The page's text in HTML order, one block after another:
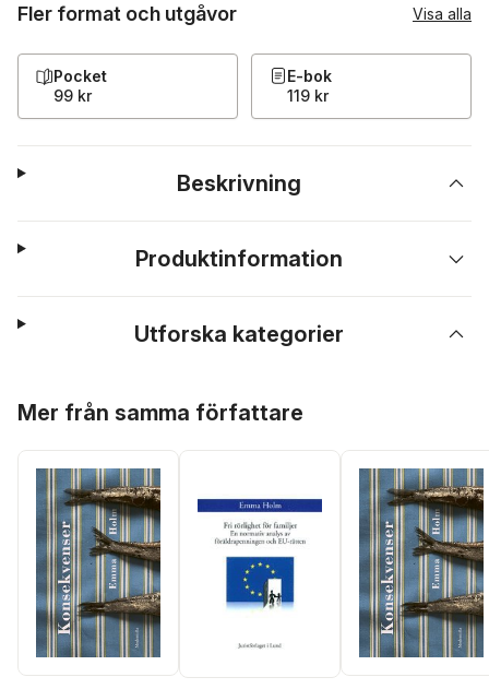
Fler format och utgåvor Visa alla
Pocket
99 kr
E-bok
119 kr
Beskrivning
Produktinformation
Utforska kategorier
Mer från samma författare